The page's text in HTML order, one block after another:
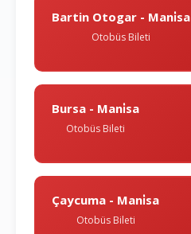
Bartin Otogar - Mani̇sa
Otobüs Bileti
Bursa - Mani̇sa
Otobüs Bileti
Çaycuma - Mani̇sa
Otobüs Bileti